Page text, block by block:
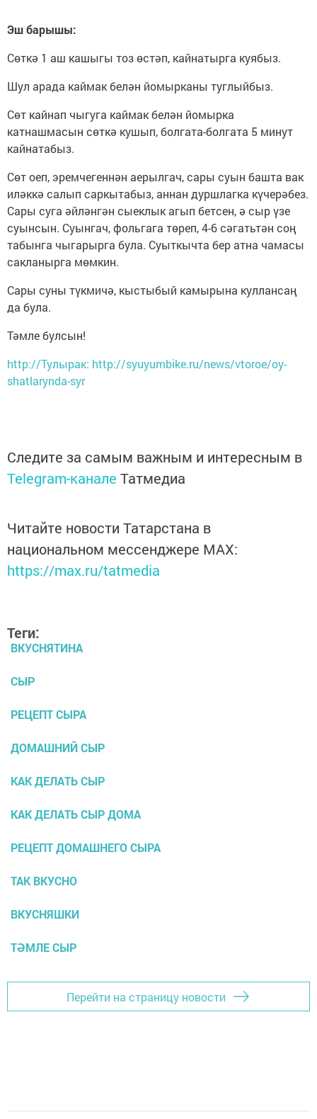
Эш барышы:
Сөткә 1 аш кашыгы тоз өстәп, кайнатырга куябыз.
Шул арада каймак белән йомырканы туглыйбыз.
Сөт кайнап чыгуга каймак белән йомырка
катнашмасын сөткә кушып, болгата-болгата 5 минут
кайнатабыз.
Сөт оеп, эремчегеннән аерылгач, сары суын башта вак
иләккә салып саркытабыз, аннан дуршлагка күчерәбез.
Сары суга әйләнгән сыеклык агып бетсен, ә сыр үзе
суынсын. Суынгач, фольгага төреп, 4-6 сәгатьтән соң
табынга чыгарырга була. Суыткычта бер атна чамасы
сакланырга мөмкин.
Сары суны түкмичә, кыстыбый камырына куллансаң
да була.
Тәмле булсын!
http://Тулырак: http://syuyumbike.ru/news/vtoroe/oy-
shatlarynda-syr
Следите за самым важным и интересным в
Telegram-канале Татмедиа
Читайте новости Татарстана в
национальном мессенджере MАХ:
https://max.ru/tatmedia
Теги:
ВКУСНЯТИНА
СЫР
РЕЦЕПТ СЫРА
ДОМАШНИЙ СЫР
КАК ДЕЛАТЬ СЫР
КАК ДЕЛАТЬ СЫР ДОМА
РЕЦЕПТ ДОМАШНЕГО СЫРА
ТАК ВКУСНО
ВКУСНЯШКИ
ТӘМЛЕ СЫР
Перейти на страницу новости